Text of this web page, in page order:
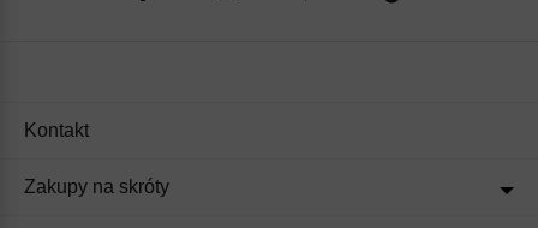
Kontakt
Zakupy na skróty